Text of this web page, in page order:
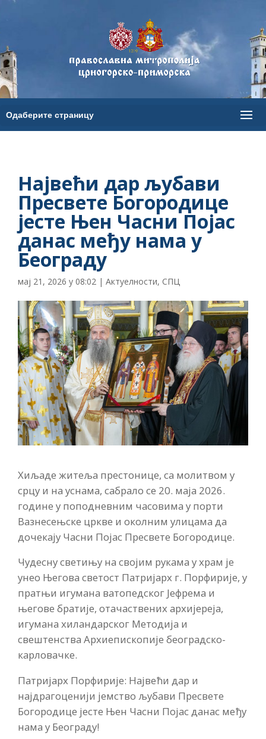
Највећи дар љубави
Пресвете Богородице
јесте Њен Часни Појас
данас међу нама у
Београду
мај 21, 2026 у 08:02 | Актуелности, СПЦ
Хиљаде житеља престонице, са молитвом у
срцу и на уснама, сабрало се 20. маја 2026.
године у поподневним часовима у порти
Вазнесењске цркве и околним улицама да
дочекају Часни Појас Пресвете Богородице.
Чудесну светињу на својим рукама у храм је
унео Његова светост Патријарх г. Порфирије, у
пратњи игумана ватопедског Јефрема и
његове братије, отачаствених архијереја,
игумана хиландарског Методија и
свештенства Архиепископије београдско-
карловачке.
Патријарх Порфирије: Највећи дар и
најдрагоценији јемство љубави Пресвете
Богородице јесте Њен Часни Појас данас међу
нама у Београду!